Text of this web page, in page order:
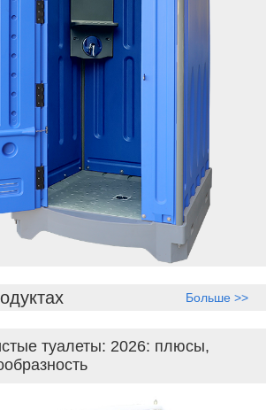
Больше >>
туалеты: 2026: плюсы,